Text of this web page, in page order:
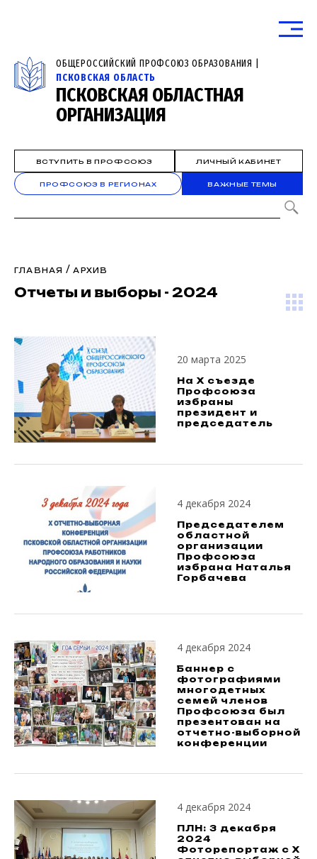
ОБЩЕРОССИЙСКИЙ ПРОФСОЮЗ ОБРАЗОВАНИЯ |
ПСКОВСКАЯ ОБЛАСТЬ
ПСКОВСКАЯ ОБЛАСТНАЯ
ОРГАНИЗАЦИЯ
ВСТУПИТЬ В ПРОФСОЮЗ ЛИЧНЫЙ КАБИНЕТ
ПРОФСОЮЗ В РЕГИОНАХ ВАЖНЫЕ ТЕМЫ
ГЛАВНАЯ /АРХИВ
Отчеты и выборы - 2024
20 марта 2025
На X съезде
Профсоюза
избраны
президент и
председатель
4 декабря 2024
Председателем
областной
организации
Профсоюза
избрана Наталья
Горбачева
4 декабря 2024
Баннер с
фотографиями
многодетных
семей членов
Профсоюза был
презентован на
отчетно-выборной
конференции
4 декабря 2024
ПЛН: 3 декабря
2024
Фоторепортаж с X